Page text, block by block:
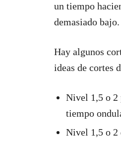
un tiempo
demasiado bajo.
Hay algunos
ideas de cortes
Nivel 1,5 o 2
tiempo
Nivel 1,5 o 2